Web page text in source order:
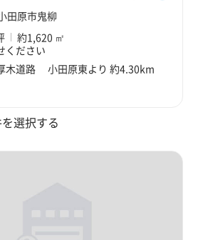
田原市鬼柳
約1,620 ㎡
ください
木道路 小田原東より 約4.30km
選択する